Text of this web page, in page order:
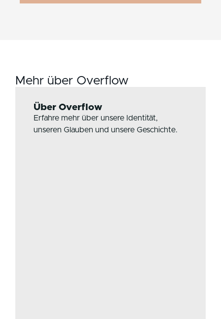
Mehr über Overflow
Über Overflow
Erfahre mehr über unsere Identität,
unseren Glauben und unsere Geschichte.